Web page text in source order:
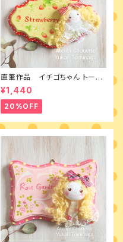
直筆作品 イチゴちゃん トール
ペイントとカントリードールのミ
ニボード
¥1,440
20%OFF